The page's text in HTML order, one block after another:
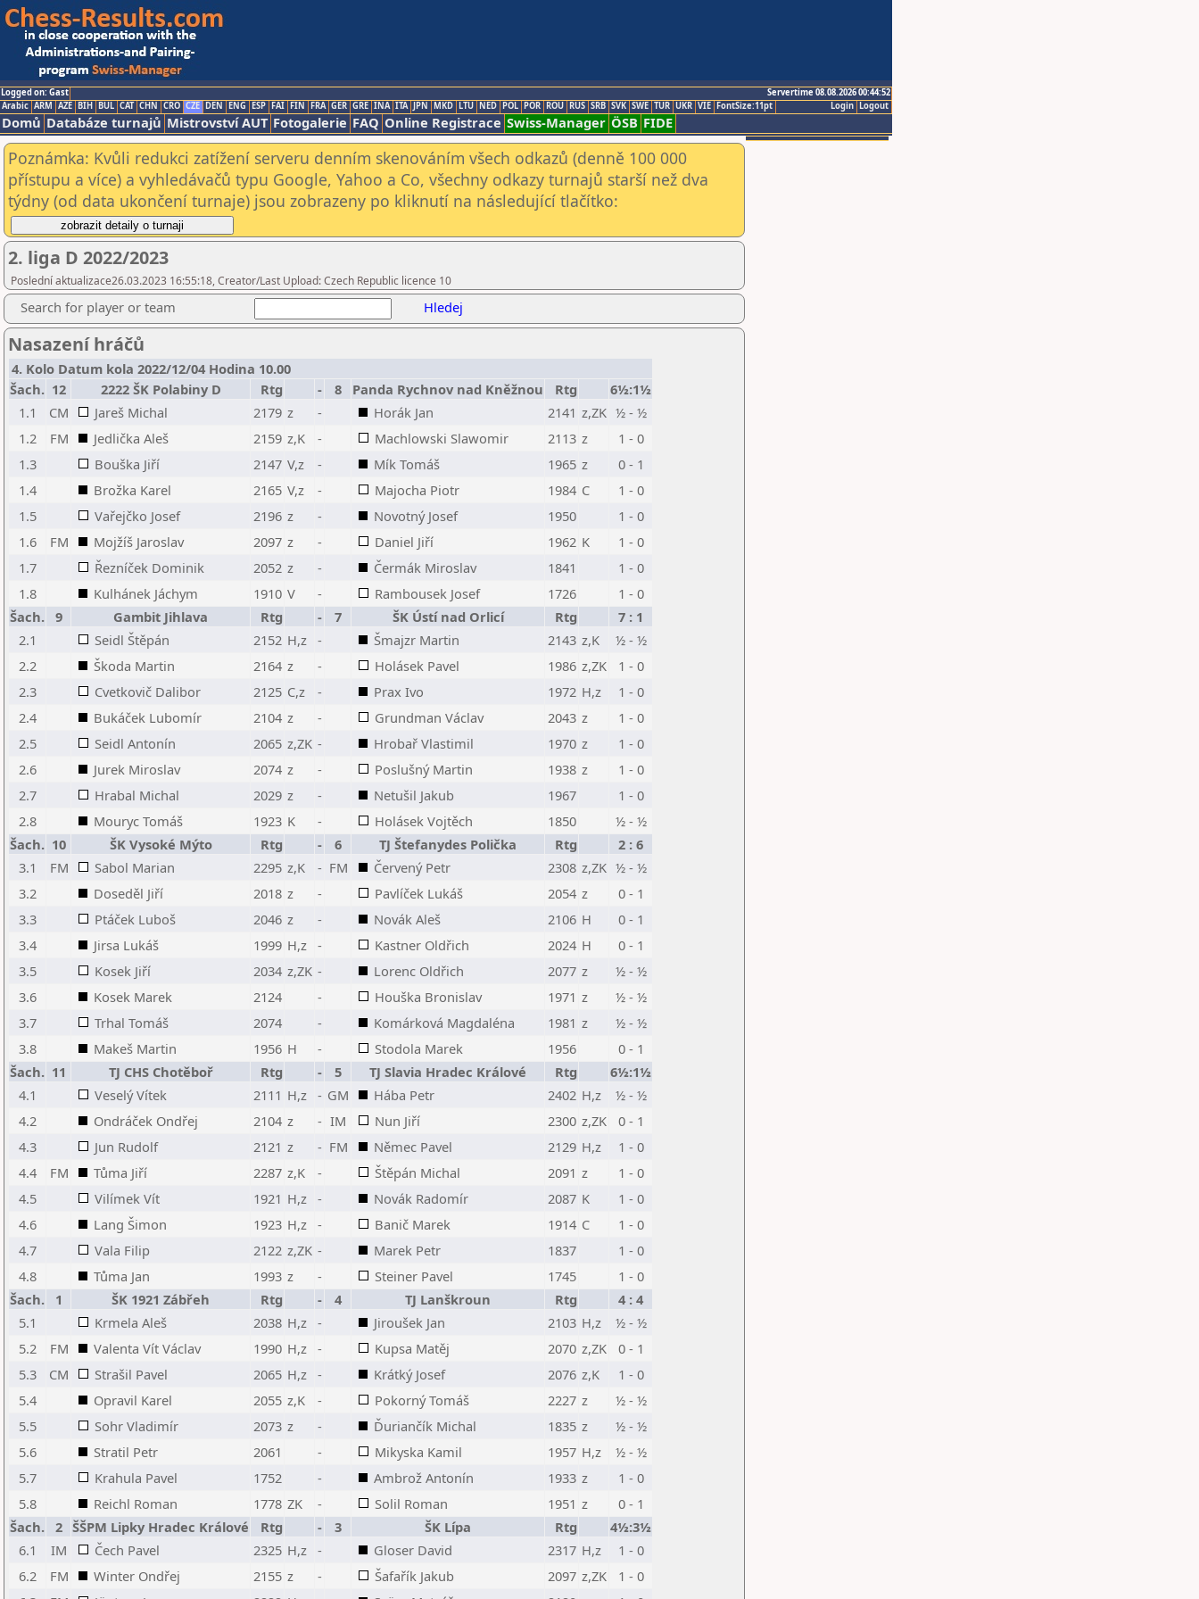
Logged on: Gast
Servertime 08.08.2026 00:44:52
Logout
Login
Arabic ARM AZE BIH BUL CAT CHN CRO CZE DEN ENG ESP FAI FIN FRA GER GRE INA ITA JPN MKD LTU NED POL POR ROU RUS SRB SVK SWE TUR UKR VIE FontSize:11pt
Domů Databáze turnajů Mistrovství AUT Fotogalerie FAQ Online Registrace Swiss-Manager ÖSB FIDE
Poznámka: Kvůli redukci zatížení serveru denním skenováním všech odkazů (denně 100 000
přístupu a více) a vyhledávačů typu Google, Yahoo a Co, všechny odkazy turnajů starší než dva
týdny (od data ukončení turnaje) jsou zobrazeny po kliknutí na následující tlačítko:
2. liga D 2022/2023
Poslední aktualizace26.03.2023 16:55:18, Creator/Last Upload: Czech Republic licence 10
Search for player or team Hledej
Nasazení hráčů
4. Kolo Datum kola 2022/12/04 Hodina 10.00
Šach. 12 2222 ŠK Polabiny D Rtg - 8 Panda Rychnov nad Kněžnou Rtg
6½:1½
1.1
CM Jareš Michal 2179 z - Horák Jan 2141 z,ZK ½ - ½
1.2
FM Jedlička Aleš 2159 z,K - Machlowski Slawomir 2113 z
1 - 0
1.3
Bouška Jiří 2147 V,z - Mík Tomáš 1965 z
0 - 1
1.4
Brožka Karel 2165 V,z - Majocha Piotr 1984 C
1 - 0
1.5
Vařejčko Josef 2196 z - Novotný Josef 1950
1 - 0
1.6
FM Mojžíš Jaroslav 2097 z - Daniel Jiří 1962 K
1 - 0
1.7
Řezníček Dominik 2052 z - Čermák Miroslav 1841
1 - 0
1.8
Kulhánek Jáchym 1910 V - Rambousek Josef 1726
1 - 0
Šach. 9 Gambit Jihlava Rtg - 7 ŠK Ústí nad Orlicí Rtg
7 : 1
2.1
Seidl Štěpán 2152 H,z - Šmajzr Martin 2143 z,K
½ - ½
2.2
Škoda Martin 2164 z - Holásek Pavel 1986 z,ZK
1 - 0
2.3
Cvetkovič Dalibor 2125 C,z - Prax Ivo 1972 H,z
1 - 0
2.4
Bukáček Lubomír 2104 z - Grundman Václav 2043 z
1 - 0
2.5
Seidl Antonín 2065 z,ZK - Hrobař Vlastimil 1970 z
1 - 0
2.6
Jurek Miroslav 2074 z - Poslušný Martin 1938 z
1 - 0
2.7
Hrabal Michal 2029 z - Netušil Jakub 1967
1 - 0
2.8
Mouryc Tomáš 1923 K - Holásek Vojtěch 1850
½ - ½
Šach. 10 ŠK Vysoké Mýto Rtg - 6 TJ Štefanydes Polička Rtg
2 : 6
3.1
FM Sabol Marian 2295 z,K - FM Červený Petr 2308 z,ZK ½ - ½
3.2
Doseděl Jiří 2018 z - Pavlíček Lukáš 2054 z
0 - 1
3.3
Ptáček Luboš 2046 z - Novák Aleš 2106 H
0 - 1
3.4
Jirsa Lukáš 1999 H,z - Kastner Oldřich 2024 H
0 - 1
3.5
Kosek Jiří 2034 z,ZK - Lorenc Oldřich 2077 z
½ - ½
3.6
Kosek Marek 2124 - Houška Bronislav 1971 z
½ - ½
3.7
Trhal Tomáš 2074 - Komárková Magdaléna 1981 z
½ - ½
3.8
Makeš Martin 1956 H - Stodola Marek 1956
0 - 1
Šach. 11 TJ CHS Chotěboř Rtg - 5 TJ Slavia Hradec Králové Rtg
6½:1½
4.1
Veselý Vítek 2111 H,z - GM Hába Petr 2402 H,z
½ - ½
4.2
Ondráček Ondřej 2104 z - IM Nun Jiří 2300 z,ZK
0 - 1
4.3
Jun Rudolf 2121 z - FM Němec Pavel 2129 H,z
1 - 0
4.4
FM Tůma Jiří 2287 z,K - Štěpán Michal 2091 z
1 - 0
4.5
Vilímek Vít 1921 H,z - Novák Radomír 2087 K
1 - 0
4.6
Lang Šimon 1923 H,z - Banič Marek 1914 C
1 - 0
4.7
Vala Filip 2122 z,ZK - Marek Petr 1837
1 - 0
4.8
Tůma Jan 1993 z - Steiner Pavel 1745
1 - 0
Šach.
1 ŠK 1921 Zábřeh Rtg - 4 TJ Lanškroun Rtg
4 : 4
5.1
Krmela Aleš 2038 H,z - Jiroušek Jan 2103 H,z
½ - ½
5.2
FM Valenta Vít Václav 1990 H,z - Kupsa Matěj 2070 z,ZK
0 - 1
5.3
CM Strašil Pavel 2065 H,z - Krátký Josef 2076 z,K
1 - 0
5.4
Opravil Karel 2055 z,K - Pokorný Tomáš 2227 z
½ - ½
5.5
Sohr Vladimír 2073 z - Ďuriančík Michal 1835 z
½ - ½
5.6
Stratil Petr 2061 - Mikyska Kamil 1957 H,z
½ - ½
5.7
Krahula Pavel 1752 - Ambrož Antonín 1933 z
1 - 0
5.8
Reichl Roman 1778 ZK - Solil Roman 1951 z
0 - 1
Šach. 2 ŠŠPM Lipky Hradec Králové Rtg - 3 ŠK Lípa Rtg
4½:3½
6.1
IM Čech Pavel 2325 H,z - Gloser David 2317 H,z
1 - 0
6.2
FM Winter Ondřej 2155 z - Šafařík Jakub 2097 z,ZK
1 - 0